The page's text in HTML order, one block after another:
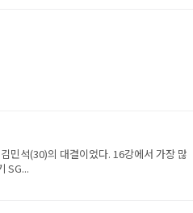
민석(30)의 대결이었다. 16강에서 가장 많
SG...